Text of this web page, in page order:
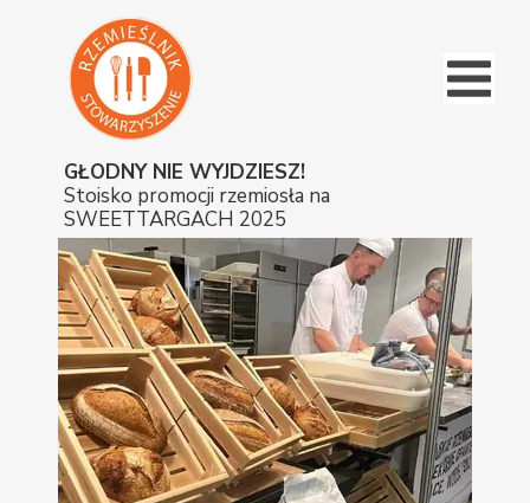
GŁODNY NIE WYJDZIESZ!
Stoisko promocji rzemiosła na
SWEETTARGACH 2025